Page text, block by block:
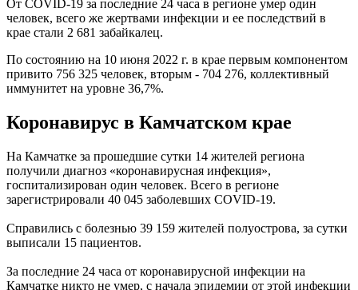
От COVID-19 за последние 24 часа в регионе умер один
человек, всего же жертвами инфекции и ее последствий в
крае стали 2 681 забайкалец.
По состоянию на 10 июня 2022 г. в крае первым компонентом
привито 756 325 человек, вторым - 704 276, коллективный
иммунитет на уровне 36,7%.
Коронавирус в Камчатском крае
На Камчатке за прошедшие сутки 14 жителей региона
получили диагноз «коронавирусная инфекция»,
госпитализирован один человек. Всего в регионе
зарегистрировали 40 045 заболевших COVID-19.
Справились с болезнью 39 159 жителей полуострова, за сутки
выписали 15 пациентов.
За последние 24 часа от коронавирусной инфекции на
Камчатке никто не умер, с начала эпидемии от этой инфекции